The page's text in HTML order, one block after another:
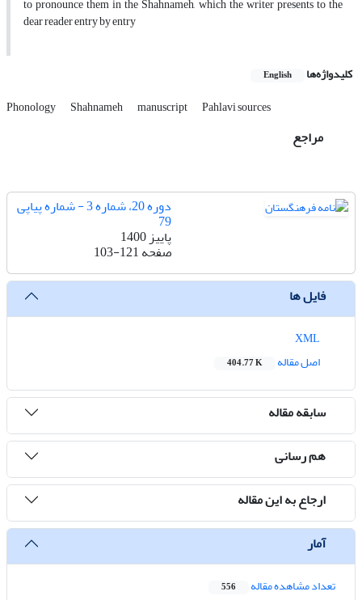
to pronounce them in the Shahnameh, which the writer presents to the
dear reader entry by entry
کلیدواژه‌ها English
Phonology Shahnameh manuscript Pahlavi sources
مراجع
دوره 20، شماره 3 - شماره پیاپی
79
پاییز 1400
صفحه103-121
فایل ها
اصل مقاله
404.77 K
سابقه مقاله
هم رسانی
ارجاع به این مقاله
آمار
تعداد مشاهده مقاله 556